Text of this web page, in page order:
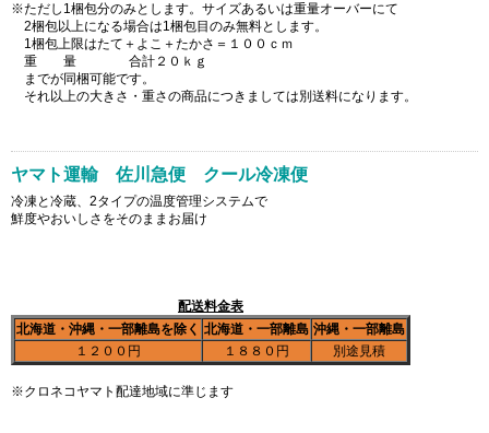
※ただし1梱包分のみとします。サイズあるいは重量オーバーにて
2梱包以上になる場合は1梱包目のみ無料とします。
1梱包上限はたて＋よこ＋たかさ＝１００ｃｍ
重 量 合計２０ｋｇ
までが同梱可能です。
それ以上の大きさ・重さの商品につきましては別送料になります。
ヤマト運輸 佐川急便 クール冷凍便
冷凍と冷蔵、2タイプの温度管理システムで
鮮度やおいしさをそのままお届け
配送料金表
北海道・沖縄・一部離島を除く 北海道・一部離島 沖縄・一部離島
１２００円
１８８０円 別途見積
※クロネコヤマト配達地域に準じます